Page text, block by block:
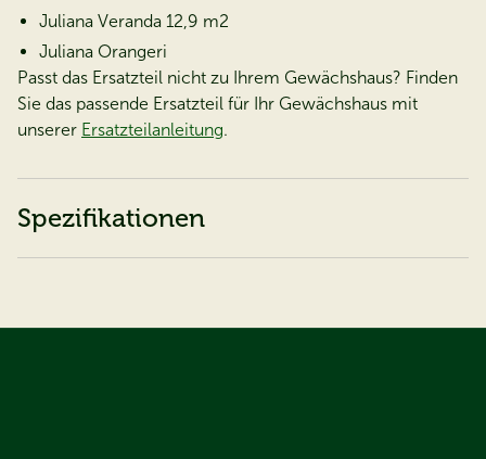
Juliana Veranda 12,9 m2
Juliana Orangeri
Passt das Ersatzteil nicht zu Ihrem Gewächshaus? Finden
Sie das passende Ersatzteil für Ihr Gewächshaus mit
unserer Ersatzteilanleitung.
Spezifikationen